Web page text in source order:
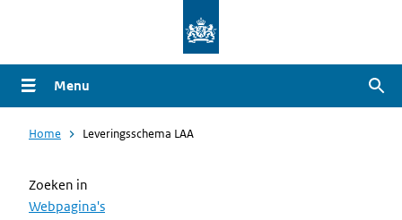
naar
de
gaan
Menu
Home Leveringsschema LAA
Zoeken in
Webpagina's